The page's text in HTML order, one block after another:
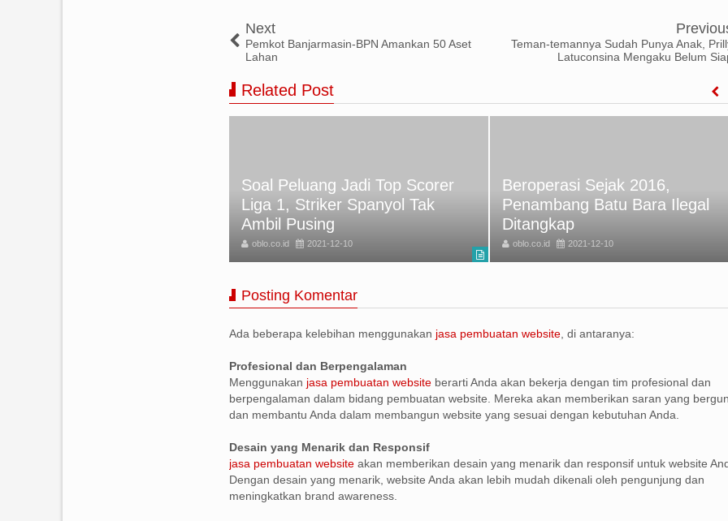
Next
Pemkot Banjarmasin-BPN Amankan 50 Aset
Lahan
Teman-temannya Sudah Punya Anak,
Latuconsina Mengaku Belum
Related Post
Soal Peluang Jadi Top Scorer
Liga 1, Striker Spanyol Tak
Ambil Pusing
oblo.co.id 2021-12-10
Beroperasi Sejak 2016,
Penambang Batu Bara Ilegal
Ditangkap
oblo.co.id 2021-12-10
Posting Komentar
Ada beberapa kelebihan menggunakan jasa pembuatan website , di antaranya:
Profesional dan Berpengalaman
Menggunakan jasa pembuatan website berarti Anda akan bekerja dengan tim profesional dan
berpengalaman dalam bidang pembuatan website. Mereka akan memberikan saran yang
dan membantu Anda dalam membangun website yang sesuai dengan kebutuhan Anda.
Desain yang Menarik dan Responsif
jasa pembuatan website akan memberikan desain yang menarik dan responsif untuk website
Dengan desain yang menarik, website Anda akan lebih mudah dikenali oleh pengunjung dan
meningkatkan brand awareness.